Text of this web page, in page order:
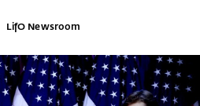
LifO Newsroom